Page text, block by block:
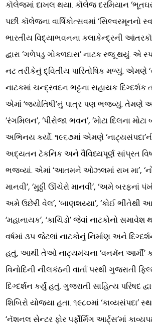
કૉલેજમાં દાખલ થયા. કૉલેજ દરમિયાન
પછી કૉલેજના વાર્ષિકોત્સવમાં ‘સિલ્વરમૂનનો
ભારતીય વિદ્યાભવનના કલાકેન્દ્રની
દ્વારા ‘ગળેપડુ ગોકળદાસ’ નાટક રજૂ થયું. એ
નટ તરીકેનું દ્વિતીય પારિતોષિક મળ્યું. એમણે
નાટકમાં ચન્દ્રવદન ભટ્ટના સહાયક દિગ્દર્શક
એમાં ‘જ્યોતિષી’નું પાત્ર પણ ભજવ્યું. તેમણે
‘રંગમિલન’, ‘પીરોજા ભવન’, ‘મોટા દિલના મોટા
અભિનય કર્યો. ૧૯૬૭માં એમણે
અદ્યતન ટૅકનિક અને વૈવિધ્યપૂર્ણ સાંપ્રત
ભજવ્યાં. એમાં ‘આતમને ઓઝલમાં રાખ મા’,
માનવી’, ‘મુઠ્ઠી ઊંચેરો માનવી’, ‘અમે બરફનાં
અમે ઉછેરી વેલ’, ‘બાણશય્યા’, ‘કોઈ ભીંતેથી
‘મહાનાયક’, ‘કાચિંડો’ જેવાં નાટકોનો
વર્ષમાં ૩૫ જેટલાં નાટકોનું નિર્માણ અને
હતું, આથી તેઓ નાટ્યમંચના ‘વનમૅન આર્મી’
વિનોદિની નીલકંઠની વાર્તા પરથી ગુજરાતી
દિગ્દર્શન કર્યું હતું. ગુજરાતી સાહિત્ય પરિષદ
શિબિરો યોજ્યા હતા. ૧૯૮૦માં ‘કાવ્યસંપદા’
‘નૅશનલ સેન્ટર ફોર પર્ફૉર્મિંગ આર્ટ્સ’માં